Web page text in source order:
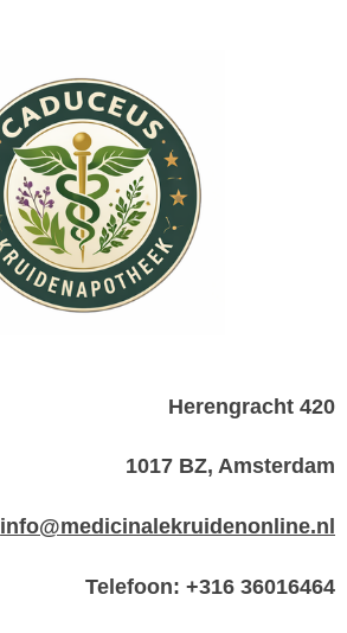
Herengracht 420
1017 BZ, Amsterdam
info@medicinalekruidenonline.nl
Telefoon: +316 36016464